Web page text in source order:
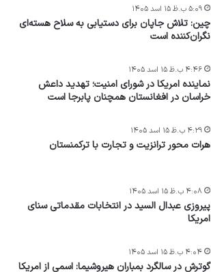
چین: تلاش جاپان برای دستیابی به سلاح هسته‌ای
نگران‌کننده است
۵:۰۹ ب.ظ ۱۵ اسد ۱۴۰۵
نماینده امریکا در شورای امنیت؛ تهدید داعش
خراسان در افغانستان همچنان پابرجا است
۴:۴۶ ب.ظ ۱۵ اسد ۱۴۰۵
هرات محور ترانزیت و تجارت با ترکمنستان
۴:۲۹ ب.ظ ۱۵ اسد ۱۴۰۵
پیروزی عبدال السید در انتخابات مقدماتی سنای
امریکا
۴:۰۸ ب.ظ ۱۵ اسد ۱۴۰۵
گوترش در سالگرد بمباران هیروشیما: اسمی از امریکا
۴:۰۴ ب.ظ ۱۵ اسد ۱۴۰۵